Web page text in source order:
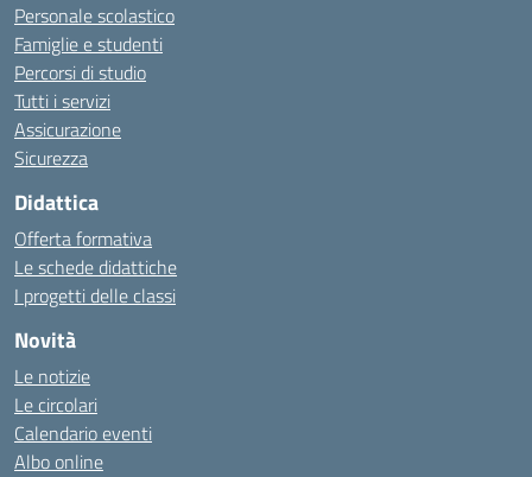
Personale scolastico
Famiglie e studenti
Percorsi di studio
Tutti i servizi
Assicurazione
Sicurezza
Didattica
Offerta formativa
Le schede didattiche
I progetti delle classi
Novità
Le notizie
Le circolari
Calendario eventi
Albo online